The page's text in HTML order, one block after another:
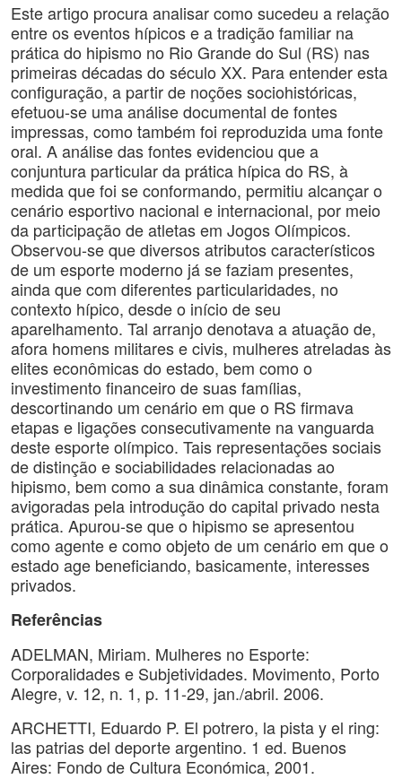
Este artigo procura analisar como sucedeu a relação
entre os eventos hípicos e a tradição familiar na
prática do hipismo no Rio Grande do Sul (RS) nas
primeiras décadas do século XX. Para entender esta
configuração, a partir de noções sociohistóricas,
efetuou-se uma análise documental de fontes
impressas, como também foi reproduzida uma fonte
oral. A análise das fontes evidenciou que a
conjuntura particular da prática hípica do RS, à
medida que foi se conformando, permitiu alcançar o
cenário esportivo nacional e internacional, por meio
da participação de atletas em Jogos Olímpicos.
Observou-se que diversos atributos característicos
de um esporte moderno já se faziam presentes,
ainda que com diferentes particularidades, no
contexto hípico, desde o início de seu
aparelhamento. Tal arranjo denotava a atuação de,
afora homens militares e civis, mulheres atreladas às
elites econômicas do estado, bem como o
investimento financeiro de suas famílias,
descortinando um cenário em que o RS firmava
etapas e ligações consecutivamente na vanguarda
deste esporte olímpico. Tais representações sociais
de distinção e sociabilidades relacionadas ao
hipismo, bem como a sua dinâmica constante, foram
avigoradas pela introdução do capital privado nesta
prática. Apurou-se que o hipismo se apresentou
como agente e como objeto de um cenário em que o
estado age beneficiando, basicamente, interesses
privados.
Referências
ADELMAN, Miriam. Mulheres no Esporte:
Corporalidades e Subjetividades. Movimento, Porto
Alegre, v. 12, n. 1, p. 11-29, jan./abril. 2006.
ARCHETTI, Eduardo P. El potrero, la pista y el ring:
las patrias del deporte argentino. 1 ed. Buenos
Aires: Fondo de Cultura Económica, 2001.